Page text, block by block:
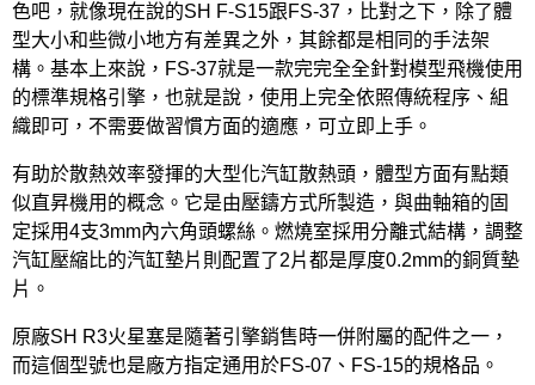
色吧，就像現在說的SH F-S15跟FS-37 ，比對之下，除了體
型大小和些微小地方有差異之外，其餘都是相同的手法架
構。基本上來說， FS-37就是一款完完全全針對模型飛機使用
的標準規格引擎，也就是說，使用上完全依照傳統程序、組
織即可，不需要做習慣方面的適應，可立即上手。
有助於散熱效率發揮的大型化汽缸散熱頭，體型方面有點類
似直昇機用的概念。它是由壓鑄方式所製造，與曲軸箱的固
定採用4支3mm內六角頭螺絲。燃燒室採用分離式結構，調整
汽缸壓縮比的汽缸墊片則配置了2片都是厚度0.2mm的銅質墊
片。
原廠SH R3火星塞是隨著引擎銷售時一併附屬的配件之一，
而這個型號也是廠方指定通用於FS-07 、 FS-15的規格品。